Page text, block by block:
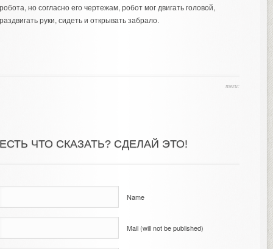
но согласно его чертежам, робот мог двигать головой,
руки, сидеть и открывать забрало.
теги:
ЧТО СКАЗАТЬ? СДЕЛАЙ ЭТО!
Name
Mail (will not be published)